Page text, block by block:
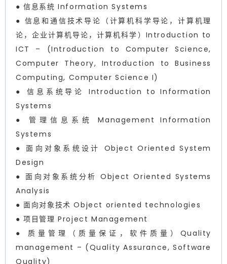
● 信息系统 Information Systems
● 信息和通信技术导论（计算机科学导论，计算机理
论，企业计算机导论，计算机科学）Introduction to
ICT – (Introduction to Computer Science,
Computer Theory, Introduction to Business
Computing, Computer Science I)
● 信息系统导论 Introduction to Information
Systems
● 管理信息系统 Management Information
Systems
● 面向对象系统设计 Object Oriented System
Design
● 面向对象系统分析 Object Oriented Systems
Analysis
● 面向对象技术 Object oriented technologies
● 项目管理 Project Management
● 质量管理（质量保证，软件质量）Quality
management – (Quality Assurance, Software
Quality)